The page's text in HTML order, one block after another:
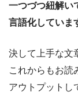
一つづつ紐解い
言語化していま
決して上手な文
これからもお読
アウトプットし